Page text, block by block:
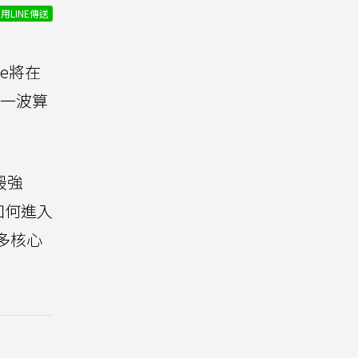
用LINE傳送
將在
波算
強
進入
核心